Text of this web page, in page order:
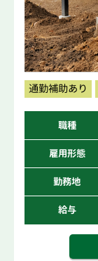
通勤補助あり
職種
雇用形態
勤務地
給与